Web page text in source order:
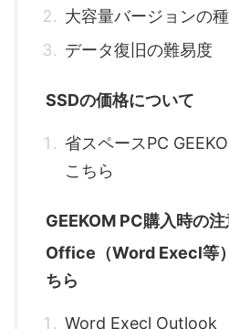
大容量バージョンの
データ復旧の難易度
SSDの価格について
省スペースPC
こちら
GEEKOM PC購入時の注
Office（Word Execl等
ちら
Word Execl Outlook